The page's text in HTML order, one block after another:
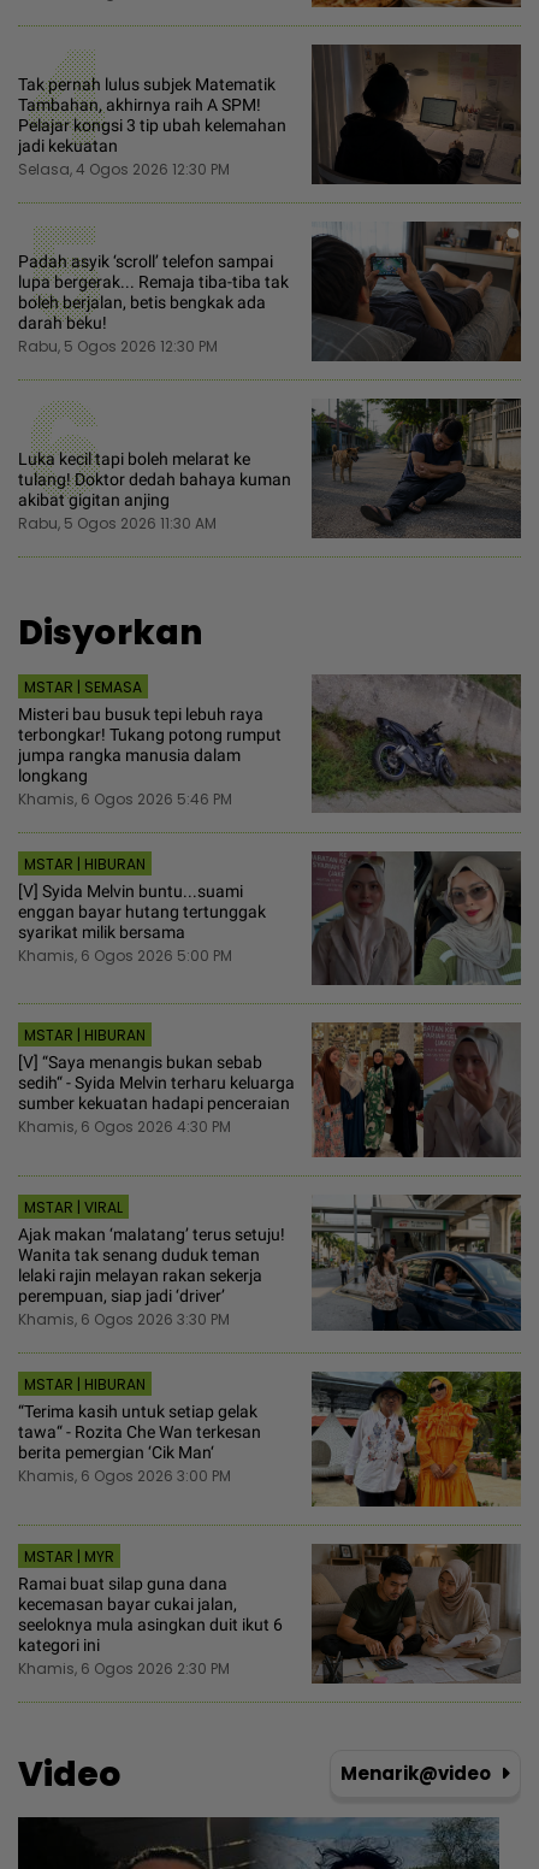
4
Tak pernah lulus subjek Matematik
Tambahan, akhirnya raih A SPM!
Pelajar kongsi 3 tip ubah kelemahan
jadi kekuatan
Selasa, 4 Ogos 2026 12:30 PM
5
Padah asyik ‘scroll’ telefon sampai
lupa bergerak... Remaja tiba-tiba tak
boleh berjalan, betis bengkak ada
darah beku!
Rabu, 5 Ogos 2026 12:30 PM
6
Luka kecil tapi boleh melarat ke
tulang! Doktor dedah bahaya kuman
akibat gigitan anjing
Rabu, 5 Ogos 2026 11:30 AM
Disyorkan
MSTAR | SEMASA
Misteri bau busuk tepi lebuh raya
terbongkar! Tukang potong rumput
jumpa rangka manusia dalam
longkang
Khamis, 6 Ogos 2026 5:46 PM
MSTAR | HIBURAN
[V] Syida Melvin buntu...suami
enggan bayar hutang tertunggak
syarikat milik bersama
Khamis, 6 Ogos 2026 5:00 PM
MSTAR | HIBURAN
[V] “Saya menangis bukan sebab
sedih“ - Syida Melvin terharu keluarga
sumber kekuatan hadapi penceraian
Khamis, 6 Ogos 2026 4:30 PM
MSTAR | VIRAL
Ajak makan ‘malatang’ terus setuju!
Wanita tak senang duduk teman
lelaki rajin melayan rakan sekerja
perempuan, siap jadi ‘driver’
Khamis, 6 Ogos 2026 3:30 PM
MSTAR | HIBURAN
“Terima kasih untuk setiap gelak
tawa“ - Rozita Che Wan terkesan
berita pemergian ‘Cik Man‘
Khamis, 6 Ogos 2026 3:00 PM
MSTAR | MYR
Ramai buat silap guna dana
kecemasan bayar cukai jalan,
seeloknya mula asingkan duit ikut 6
kategori ini
Khamis, 6 Ogos 2026 2:30 PM
Video Menarik@video